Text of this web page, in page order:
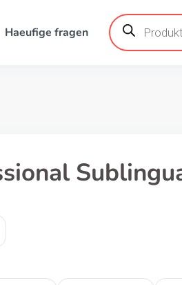
Haeufige fragen
Products
search